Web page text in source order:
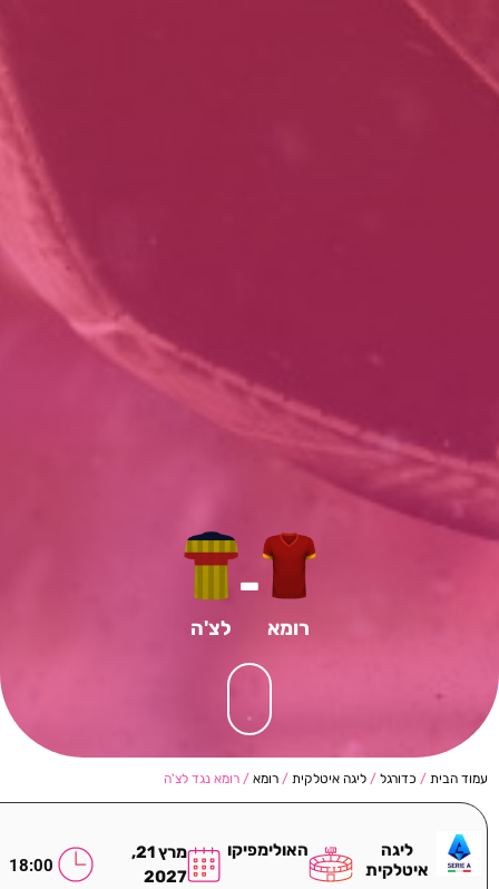
רומא
-
לצ'ה
עמוד הבית / כדורגל / ליגה איטלקית / רומא / רומא נגד לצ'ה
ליגה
איטלקית
האולימפיקו
מרץ 21,
2027
18:00